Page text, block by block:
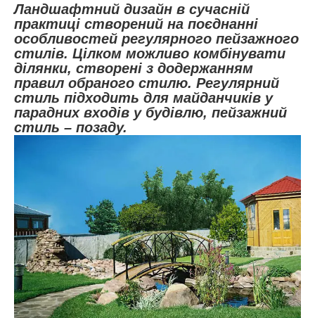
Ландшафтний дизайн в сучасній
практиці створений на поєднанні
особливостей регулярного пейзажного
стилів. Цілком можливо комбінувати
ділянки, створені з додержанням
правил обраного стилю. Регулярний
стиль підходить для майданчиків у
парадних входів у будівлю, пейзажний
стиль – позаду.